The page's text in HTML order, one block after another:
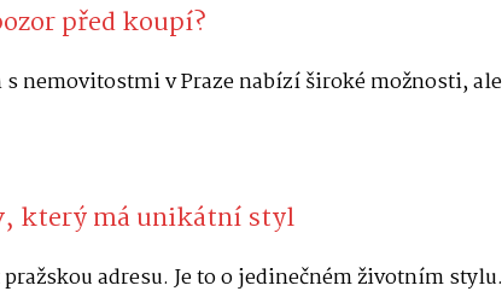
před koupí?
nemovitostmi v Praze nabízí široké možnosti,
který má unikátní styl
adresu. Je to o jedinečném životním